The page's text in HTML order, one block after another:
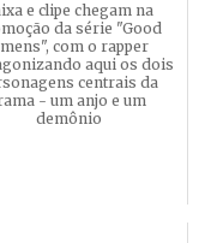
e clipe chegam na
da série "Good
com o rapper
aqui os dois
centrais da
- um anjo e um
demônio